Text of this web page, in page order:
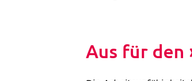
Aus für den